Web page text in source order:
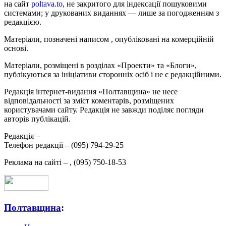
на сайт poltava.to, не закритого для індексації пошуковими
системами; у друкованих виданнях — лише за погодженням з
редакцією.
Матеріали, позначені написом , опубліковані на комерційній
основі.
Матеріали, розміщені в розділах «Проекти» та «Блоги»,
публікуються за ініціативи сторонніх осіб і не є редакційними.
Редакція інтернет-видання «Полтавщина» не несе
відповідальності за зміст коментарів, розміщених
користувачами сайту. Редакція не завжди поділяє погляди
авторів публікацій.
Редакція –
Телефон редакції – (095) 794-29-25
Реклама на сайті – , (095) 750-18-53
Полтавщина: